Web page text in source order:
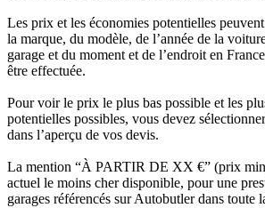
Les prix et les économies potentielles
la marque, du modèle, de l’année de la
garage et du moment et de l’endroit en
être effectuée.
Pour voir le prix le plus bas possible et les
potentielles possibles, vous devez
dans l’aperçu de vos devis.
La mention “À PARTIR DE XX €” (prix
actuel le moins cher disponible, pour une
garages référencés sur Autobutler dans toute